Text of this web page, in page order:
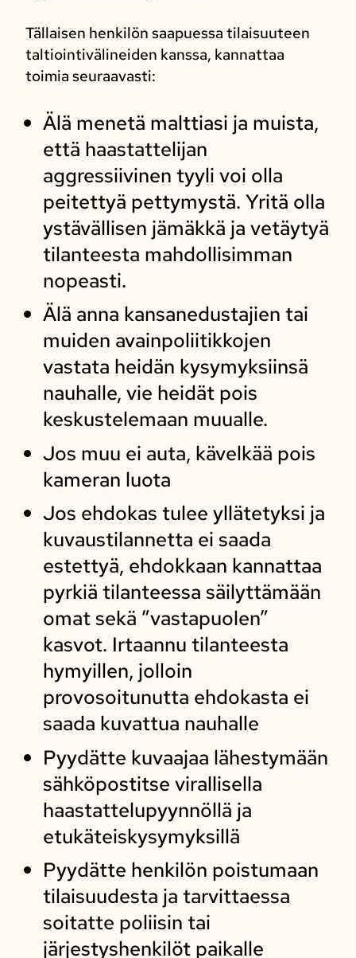
Tällaisen henkilön saapuessa tilaisuuteen
taltiointivälineiden kanssa, kannattaa
toimia seuraavasti:
Älä menetä malttiasi ja muista,
että haastattelijan
aggressiivinen tyyli voi olla
peitettyä pettymystä. Yritä olla
ystävällisen jämäkkä ja vetäytyä
tilanteesta mahdollisimman
nopeasti.
Älä anna kansanedustajien tai
muiden avainpoliitikkojen
vastata heidän kysymyksiinsä
nauhalle, vie heidät pois
keskustelemaan muualle.
Jos muu ei auta, kävelkää pois
kameran luota
Jos ehdokas tulee yllätetyksi ja
kuvaustilannetta ei saada
estettyä, ehdokkaan kannattaa
pyrkiä tilanteessa säilyttämään
omat sekä ”vastapuolen”
kasvot. Irtaannu tilanteesta
hymyillen, jolloin
provosoitunutta ehdokasta ei
saada kuvattua nauhalle
Pyydätte kuvaajaa lähestymään
sähköpostitse virallisella
haastattelupyynnöllä ja
etukäteiskysymyksillä
Pyydätte henkilön poistumaan
tilaisuudesta ja tarvittaessa
soitatte poliisin tai
järjestyshenkilöt paikalle